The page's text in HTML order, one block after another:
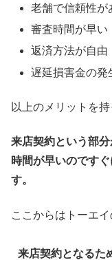
老舗で信頼性が
審査時間が早い
返済方法が自由
遅延損害金の発
以上のメリットを持
来店契約という部
時間が早いのです
す。
ここからはトーエ
来店契約となるた